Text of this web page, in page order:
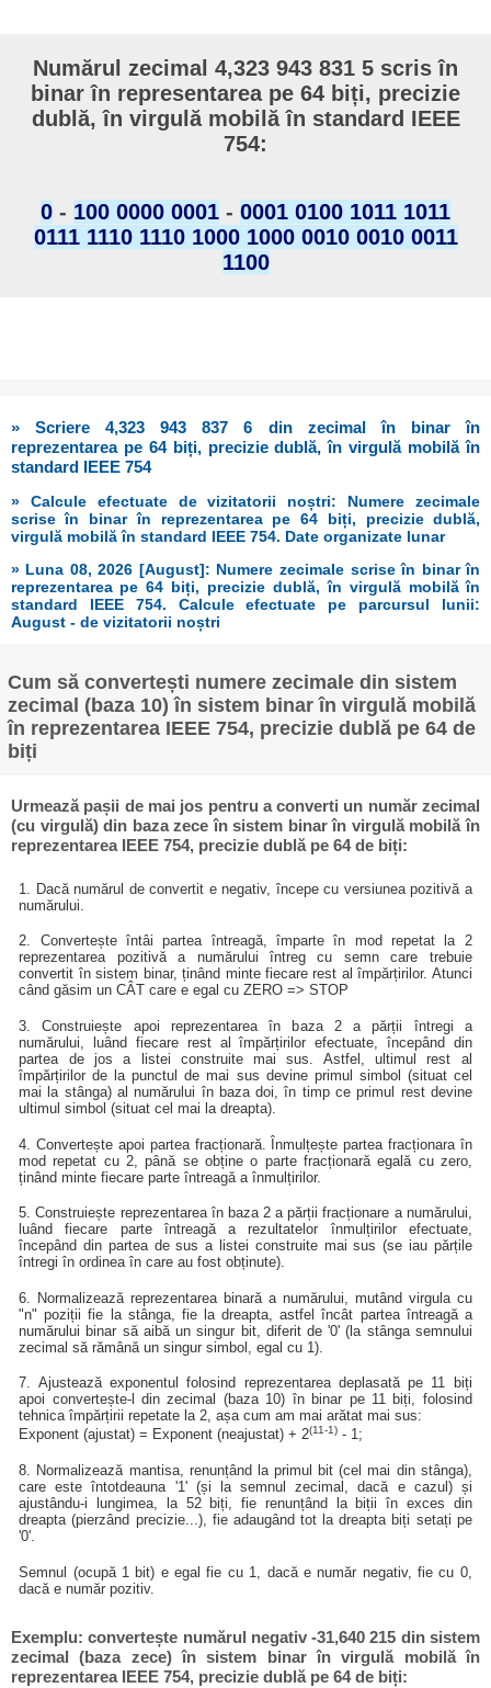
Numărul zecimal 4,323 943 831 5 scris în
binar în representarea pe 64 biți, precizie
dublă, în virgulă mobilă în standard IEEE
754:
0 - 100 0000 0001 - 0001 0100 1011 1011
0111 1110 1110 1000 1000 0010 0010 0011
1100
» Scriere 4,323 943 837 6 din zecimal în binar în
reprezentarea pe 64 biți, precizie dublă, în virgulă mobilă în
standard IEEE 754
» Calcule efectuate de vizitatorii noștri: Numere zecimale
scrise în binar în reprezentarea pe 64 biți, precizie dublă,
virgulă mobilă în standard IEEE 754. Date organizate lunar
» Luna 08, 2026 [August]: Numere zecimale scrise în binar în
reprezentarea pe 64 biți, precizie dublă, în virgulă mobilă în
standard IEEE 754. Calcule efectuate pe parcursul lunii:
August - de vizitatorii noștri
Cum să convertești numere zecimale din sistem
zecimal (baza 10) în sistem binar în virgulă mobilă
în reprezentarea IEEE 754, precizie dublă pe 64 de
biți
Urmează pașii de mai jos pentru a converti un număr zecimal
(cu virgulă) din baza zece în sistem binar în virgulă mobilă în
reprezentarea IEEE 754, precizie dublă pe 64 de biți:
1. Dacă numărul de convertit e negativ, începe cu versiunea pozitivă a
numărului.
2. Convertește întâi partea întreagă, împarte în mod repetat la 2
reprezentarea pozitivă a numărului întreg cu semn care trebuie
convertit în sistem binar, ținând minte fiecare rest al împărțirilor. Atunci
când găsim un CÂT care e egal cu ZERO => STOP
3. Construiește apoi reprezentarea în baza 2 a părții întregi a
numărului, luând fiecare rest al împărțirilor efectuate, începând din
partea de jos a listei construite mai sus. Astfel, ultimul rest al
împărțirilor de la punctul de mai sus devine primul simbol (situat cel
mai la stânga) al numărului în baza doi, în timp ce primul rest devine
ultimul simbol (situat cel mai la dreapta).
4. Convertește apoi partea fracționară. Înmulțește partea fracționara în
mod repetat cu 2, până se obține o parte fracționară egală cu zero,
ținând minte fiecare parte întreagă a înmulțirilor.
5. Construiește reprezentarea în baza 2 a părții fracționare a numărului,
luând fiecare parte întreagă a rezultatelor înmulțirilor efectuate,
începând din partea de sus a listei construite mai sus (se iau părțile
întregi în ordinea în care au fost obținute).
6. Normalizează reprezentarea binară a numărului, mutând virgula cu
"n" poziții fie la stânga, fie la dreapta, astfel încât partea întreagă a
numărului binar să aibă un singur bit, diferit de '0' (la stânga semnului
zecimal să rămână un singur simbol, egal cu 1).
7. Ajustează exponentul folosind reprezentarea deplasată pe 11 biți
apoi convertește-l din zecimal (baza 10) în binar pe 11 biți, folosind
tehnica împărțirii repetate la 2, așa cum am mai arătat mai sus:
Exponent (ajustat) = Exponent (neajustat) + 2(11-1) - 1;
8. Normalizează mantisa, renunțând la primul bit (cel mai din stânga),
care este întotdeauna '1' (și la semnul zecimal, dacă e cazul) și
ajustându-i lungimea, la 52 biți, fie renunțând la biții în exces din
dreapta (pierzând precizie...), fie adaugând tot la dreapta biți setați pe
'0'.
Semnul (ocupă 1 bit) e egal fie cu 1, dacă e număr negativ, fie cu 0,
dacă e număr pozitiv.
Exemplu: convertește numărul negativ -31,640 215 din sistem
zecimal (baza zece) în sistem binar în virgulă mobilă în
reprezentarea IEEE 754, precizie dublă pe 64 de biți: